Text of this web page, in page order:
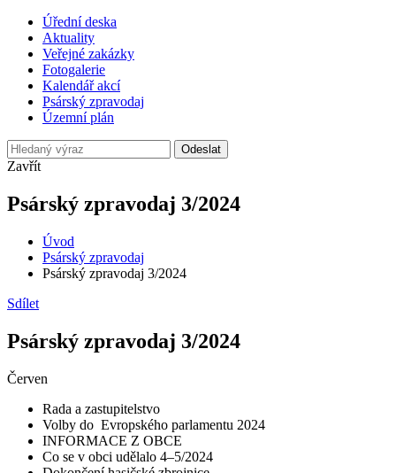
Úřední deska
Aktuality
Veřejné zakázky
Fotogalerie
Kalendář akcí
Psárský zpravodaj
Územní plán
Odeslat
Zavřít
Psárský zpravodaj 3/2024
Úvod
Psárský zpravodaj
Psárský zpravodaj 3/2024
Sdílet
Psárský zpravodaj 3/2024
Červen
Rada a zastupitelstvo
Volby do Evropského parlamentu 2024
INFORMACE Z OBCE
Co se v obci udělalo 4–5/2024